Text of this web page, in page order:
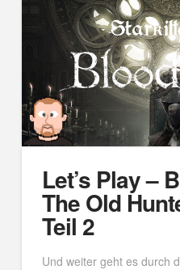
Let’s Play –
The Old
Teil 2
Und weiter geht es durch